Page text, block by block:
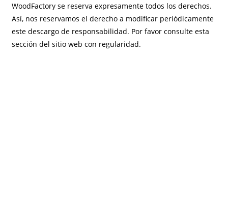
WoodFactory se reserva expresamente todos los derechos.
Así, nos reservamos el derecho a modificar periódicamente
este descargo de responsabilidad. Por favor consulte esta
sección del sitio web con regularidad.